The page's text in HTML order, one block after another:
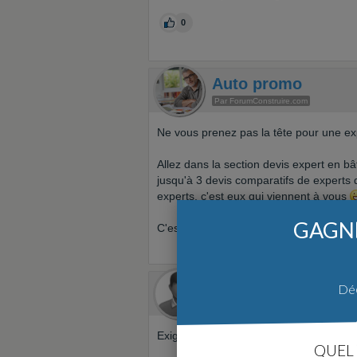
0
Auto promo
Par ForumConstruire.com
Ne vous prenez pas la tête pour une
Allez dans la section devis expert en
jusqu'à 3 devis comparatifs de
experts, c'est eux qui viennent à vous
C'est ici : https://
Exigez une visite de chantier et venez y
QUEL